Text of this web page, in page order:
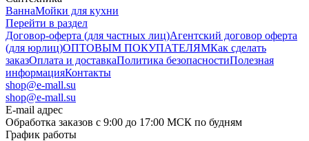
ВаннаМойки для кухни
Перейти в раздел
Договор-оферта (для частных лиц)Агентский договор оферта
(для юрлиц)ОПТОВЫМ ПОКУПАТЕЛЯМКак сделать
заказОплата и доставкаПолитика безопасностиПолезная
информацияКонтакты
shop@e-mall.su
shop@e-mall.su
E-mail адрес
Обработка заказов с 9:00 до 17:00 МСК по будням
График работы